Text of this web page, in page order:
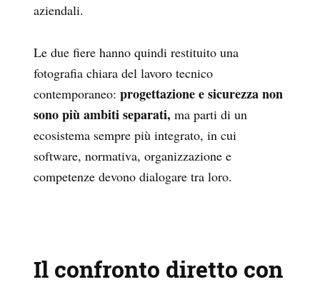
aziendali.
Le due fiere hanno quindi restituito una
fotografia chiara del lavoro tecnico
contemporaneo: progettazione e sicurezza non
sono più ambiti separati, ma parti di un
ecosistema sempre più integrato, in cui
software, normativa, organizzazione e
competenze devono dialogare tra loro.
Il confronto diretto con